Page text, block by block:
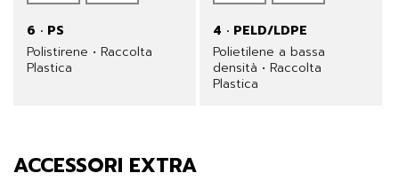
6 · PS
Polistirene • Raccolta
Plastica
4 · PELD/LDPE
Polietilene a bassa
densità • Raccolta
Plastica
ACCESSORI EXTRA